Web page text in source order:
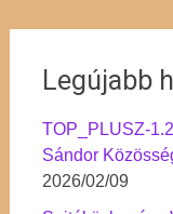
Legújabb
TOP_PLUSZ-
Sándor
2026/02/09